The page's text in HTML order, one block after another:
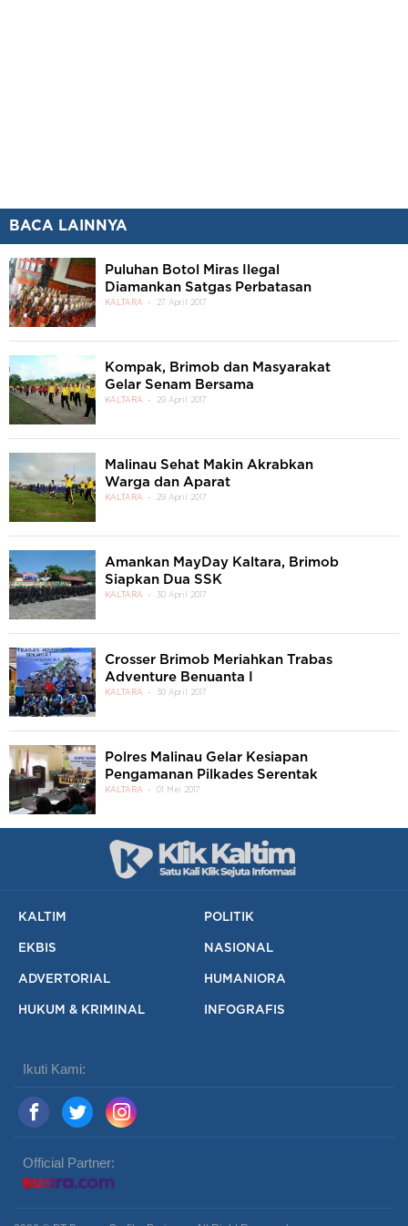
BACA LAINNYA
Puluhan Botol Miras Ilegal
Diamankan Satgas Perbatasan
KALTARA 27 April 2017
Kompak, Brimob dan Masyarakat
Gelar Senam Bersama
KALTARA 29 April 2017
Malinau Sehat Makin Akrabkan
Warga dan Aparat
KALTARA 29 April 2017
Amankan MayDay Kaltara, Brimob
Siapkan Dua SSK
KALTARA 30 April 2017
Crosser Brimob Meriahkan Trabas
Adventure Benuanta I
KALTARA 30 April 2017
Polres Malinau Gelar Kesiapan
Pengamanan Pilkades Serentak
KALTARA 01 Mei 2017
KALTIM POLITIK
EKBIS NASIONAL
ADVERTORIAL HUMANIORA
HUKUM & KRIMINAL INFOGRAFIS
Ikuti Kami:
Official Partner: